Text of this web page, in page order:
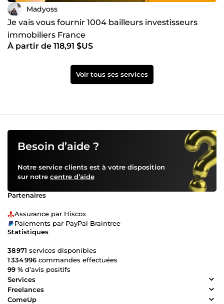
Madyoss
Je vais vous fournir 1004 bailleurs investisseurs
immobiliers France
À partir de 118,91 $US
Voir tous ses services
Besoin d’aide ?
Notre service clients est à votre disposition
sur notre centre d’aide
Partenaires
Assurance par Hiscox
Paiements par PayPal Braintree
Statistiques
38 971 services disponibles
1 334 996 commandes effectuées
99 % d’avis positifs
Services
Freelances
ComeUp